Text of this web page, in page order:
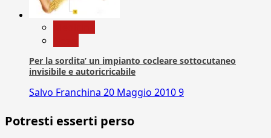
Per la sordita’ un impianto cocleare sottocutaneo
invisibile e autoricricabile
Salvo Franchina 20 Maggio 20109
Potresti esserti perso